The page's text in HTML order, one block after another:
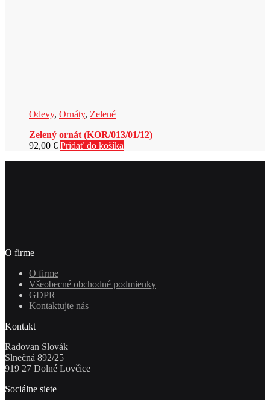
Odevy, Ornáty, Zelené
Zelený ornát (KOR/013/01/12)
92,00 € Pridať do košíka
O firme
O firme
Všeobecné obchodné podmienky
GDPR
Kontaktujte nás
Kontakt
Radovan Slovák
Slnečná 892/25
919 27 Dolné Lovčice
Sociálne siete